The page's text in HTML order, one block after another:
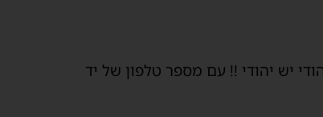
יש יהודי !! עם מספר טלפון של יד